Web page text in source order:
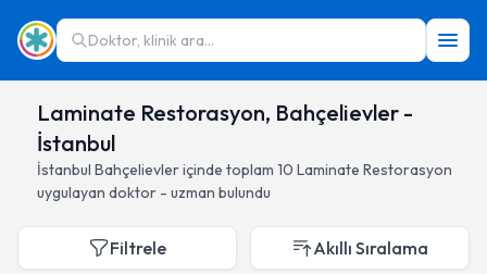
Doktor, klinik ara...
Laminate Restorasyon, Bahçelievler -
İstanbul
İstanbul Bahçelievleriçinde toplam 10 Laminate Restorasyon
uygulayan doktor - uzman bulundu
Filtrele Akıllı Sıralama